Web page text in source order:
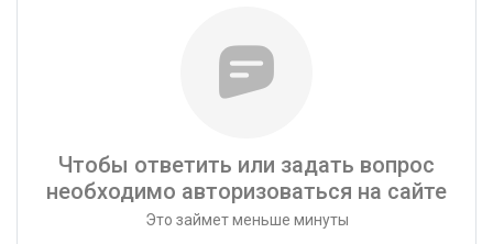
Чтобы ответить или задать вопрос
необходимо авторизоваться на сайте
Это займет меньше минуты